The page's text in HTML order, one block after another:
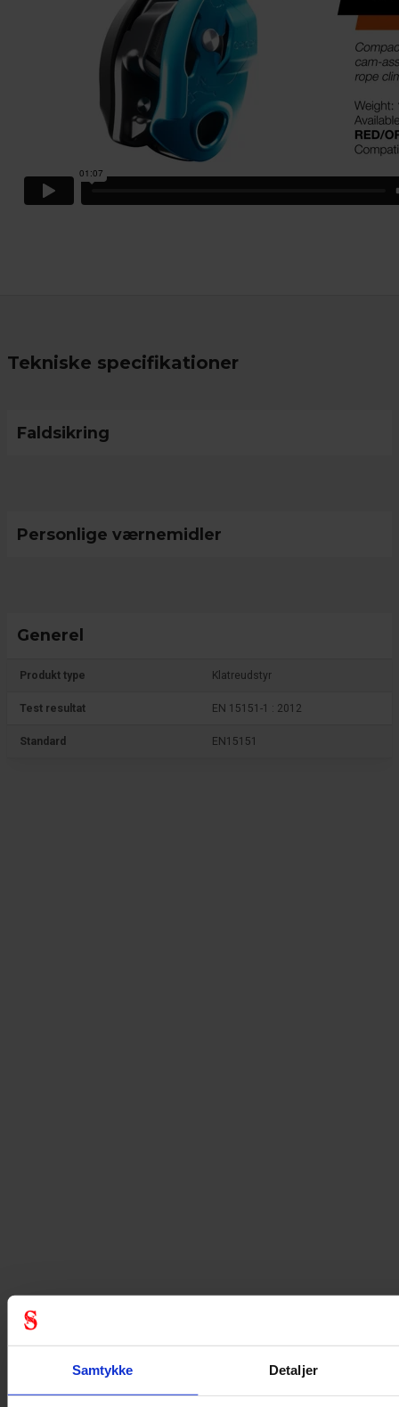
Samtykke Detaljer
Tekniske specifikationer
Faldsikring
Personlige værnemidler
Generel
Produkt type Klatreudstyr
Test resultat EN 15151-1 : 2012
Standard EN15151